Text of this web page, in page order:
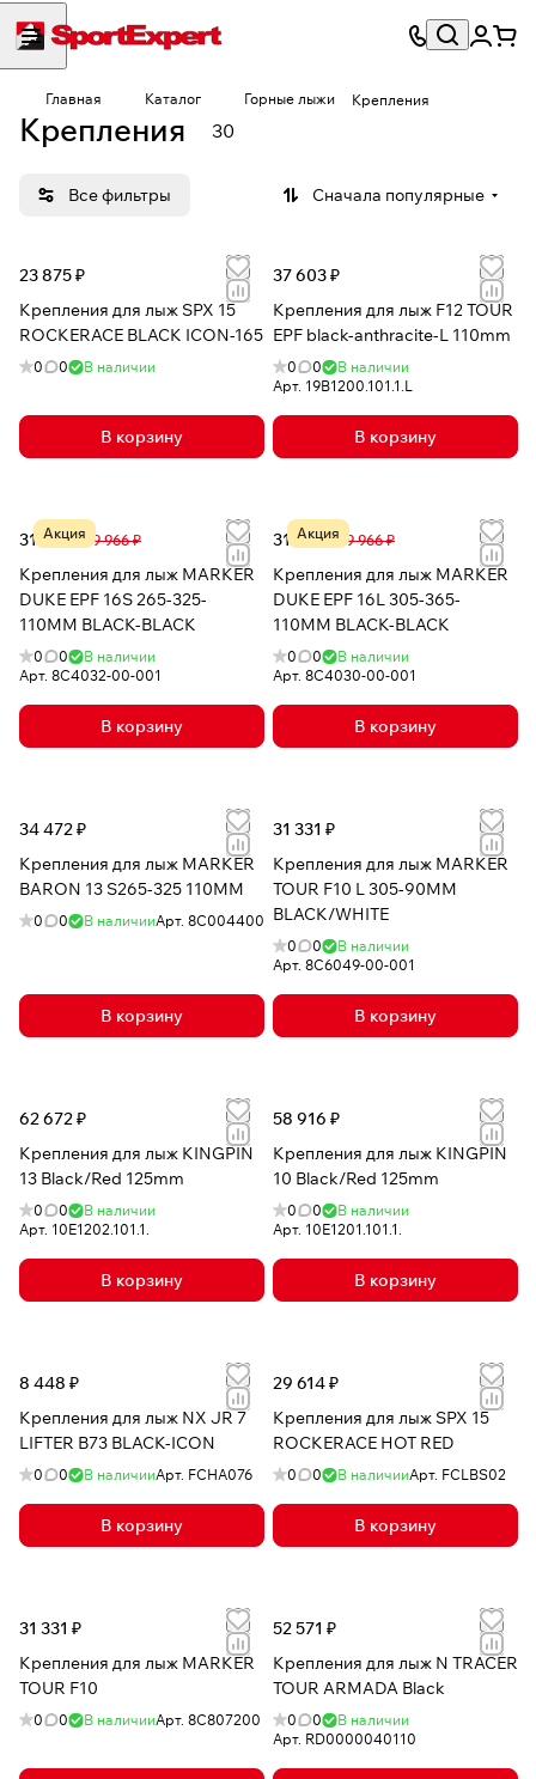
Главная Каталог Горные лыжи Крепления
Крепления 30
Все фильтры Сначала популярные
23 875 ₽
Крепления для лыж SPX 15
ROCKERACE BLACK ICON-165
0 0 В наличии
В корзину
37 603 ₽
Крепления для лыж F12 TOUR
EPF black-anthracite-L 110mm
0 0
В наличии
Арт. 19B1200.101.1.L
В корзину
Акция
31 369 ₽39 966 ₽
Крепления для лыж MARKER
DUKE EPF 16S 265-325-
110MM BLACK-BLACK
0 0
В наличии
Арт. 8C4032-00-001
В корзину
Акция
31 369 ₽39 966 ₽
Крепления для лыж MARKER
DUKE EPF 16L 305-365-
110MM BLACK-BLACK
0 0
В наличии
Арт. 8C4030-00-001
В корзину
34 472 ₽
Крепления для лыж MARKER
BARON 13 S265-325 110MM
0 0 В наличииАрт. 8C004400
В корзину
31 331 ₽
Крепления для лыж MARKER
TOUR F10 L 305-90MM
BLACK/WHITE
0 0
В наличии
Арт. 8C6049-00-001
В корзину
62 672 ₽
Крепления для лыж KINGPIN
13 Black/Red 125mm
0 0
В наличии
Арт. 10E1202.101.1.
В корзину
58 916 ₽
Крепления для лыж KINGPIN
10 Black/Red 125mm
0 0
В наличии
Арт. 10E1201.101.1.
В корзину
8 448 ₽
Крепления для лыж NX JR 7
LIFTER B73 BLACK-ICON
0 0 В наличииАрт. FCHA076
В корзину
29 614 ₽
Крепления для лыж SPX 15
ROCKERACE HOT RED
0 0 В наличииАрт. FCLBS02
В корзину
31 331 ₽
Крепления для лыж MARKER
TOUR F10
0 0 В наличииАрт. 8C807200
52 571 ₽
Крепления для лыж N TRACER
TOUR ARMADA Black
0 0
В наличии
Арт. RD0000040110